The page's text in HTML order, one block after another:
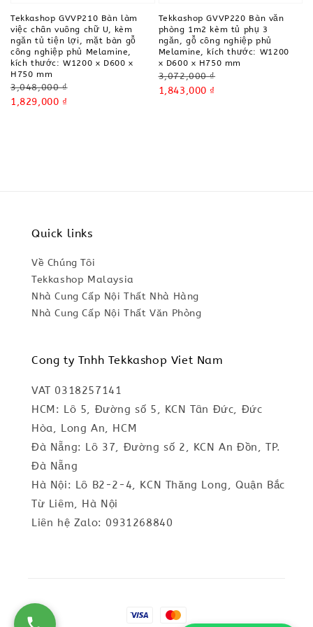
Tekkashop GVVP210 Bàn làm
việc chân vuông chữ U, kèm
ngăn tủ tiện lợi, mặt bàn gỗ
công nghiệp phủ Melamine,
kích thước: W1200 x D600 x
H750 mm
Regular
price
3,048,000 ₫
Sale
1,829,000 ₫
Tekkashop GVVP220 Bàn văn
phòng 1m2 kèm tủ phụ 3
ngăn, gỗ công nghiệp phủ
Melamine, kích thước: W1200
x D600 x H750 mm
Regular
price
3,072,000 ₫
Sale
1,843,000 ₫
Quick links
Về Chúng Tôi
Tekkashop Malaysia
Nhà Cung Cấp Nội Thất Nhà Hàng
Nhà Cung Cấp Nội Thất Văn Phòng
Cong ty Tnhh Tekkashop Viet Nam
VAT 0318257141
HCM: Lô 5, Đường số 5, KCN Tân Đức, Đức
Hòa, Long An, HCM
Đà Nẵng: Lô 37, Đường số 2, KCN An Đồn, TP.
Đà Nẵng
Hà Nội: Lô B2-2-4, KCN Thăng Long, Quận Bắc
Từ Liêm, Hà Nội
Liên hệ Zalo: 0931268840